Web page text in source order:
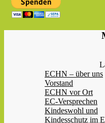
ECHN
EC-
ECHN – über uns
Vorstand
ECHN vor Ort
EC-Versprechen
Kindeswohl und
Kindesschutz im